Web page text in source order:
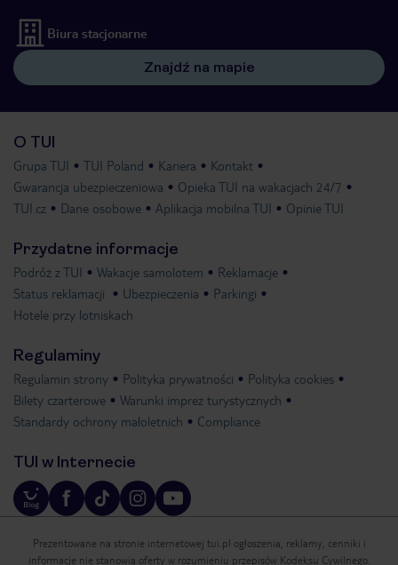
Biura stacjonarne
Znajdź na mapie
O TUI
Grupa TUI TUI Poland Kariera
Kontakt
Gwarancja ubezpieczeniowa
Opieka TUI na wakacjach 24/7
TUI.cz
Dane osobowe Aplikacja mobilna TUI Opinie TUI
Przydatne informacje
Podróż z TUI Wakacje samolotem
Reklamacje
Status reklamacji
Ubezpieczenia
Parkingi
Hotele przy lotniskach
Regulaminy
Regulamin strony Polityka prywatności
Polityka cookies
Bilety czarterowe
Warunki imprez turystycznych
Standardy ochrony małoletnich
Compliance
TUI w Internecie
Prezentowane na stronie internetowej tui.pl ogłoszenia, reklamy, cenniki i
informacje nie stanowią oferty w rozumieniu przepisów Kodeksu Cywilnego.